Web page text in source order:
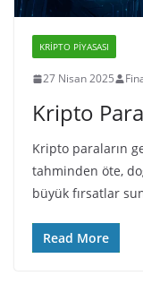
KRIPTO PIYASASI
27 Nisan 2025
Kripto
Kripto paraların
tahminden öte,
büyük fırsatlar
Read More